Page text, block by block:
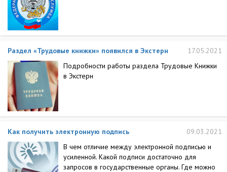
17.05.2021
Раздел «Трудовые книжки» появился в Экстерн
Подробности работы раздела Трудовые Книжки
в Экстерн
09.03.2021
Как получить электронную подпись
В чем отличие между электронной подписью и
усиленной. Какой подписи достаточно для
запросов в государственные органы. Где можно